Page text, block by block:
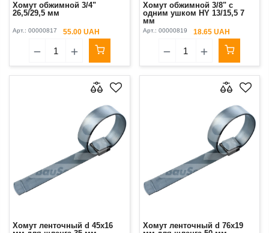
Хомут обжимной 3/4"
26,5/29,5 мм
Арт.: 00000817 55.00 UAH
Хомут обжимной 3/8" с
одним ушком HY 13/15,5 7
мм
Арт.: 00000819 18.65 UAH
Хомут ленточный d 45х16
Хомут ленточный d 76х19